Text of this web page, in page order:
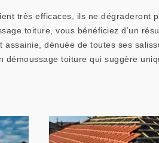
très efficaces, ils ne dégraderont
toiture, vous bénéficiez d’un
dénuée de toutes ses
démoussage toiture qui suggère